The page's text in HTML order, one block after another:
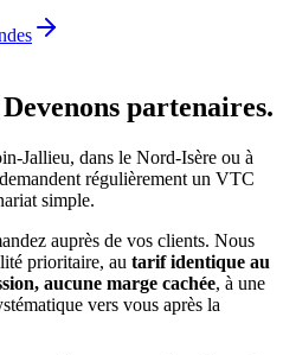
partenaires.
Jallieu, dans le Nord-Isère ou à
régulièrement un VTC
simple.
auprès de vos clients. Nous
prioritaire, au tarif identique au
aucune marge cachée, à une
vers vous après la